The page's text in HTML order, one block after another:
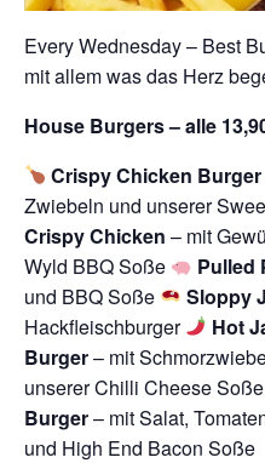
Every Wednesday – Best
mit allem was das Herz
House Burgers – alle
Crispy Chicken Burger
Zwiebeln und unserer
Crispy Chicken – mit
Wyld BBQ Soße
Pulled
und BBQ Soße
Sloppy
Hackfleischburger
Hot
Burger– mit
unserer Chilli Cheese Soße
Burger– mit Salat,
und High End Bacon Soße